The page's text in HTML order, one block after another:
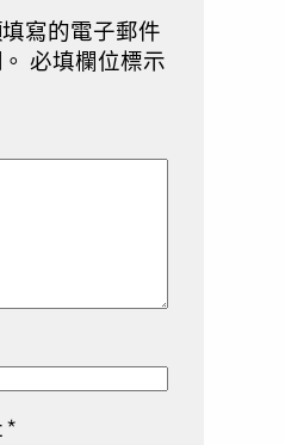
寫的電子郵件
必填欄位標示
*